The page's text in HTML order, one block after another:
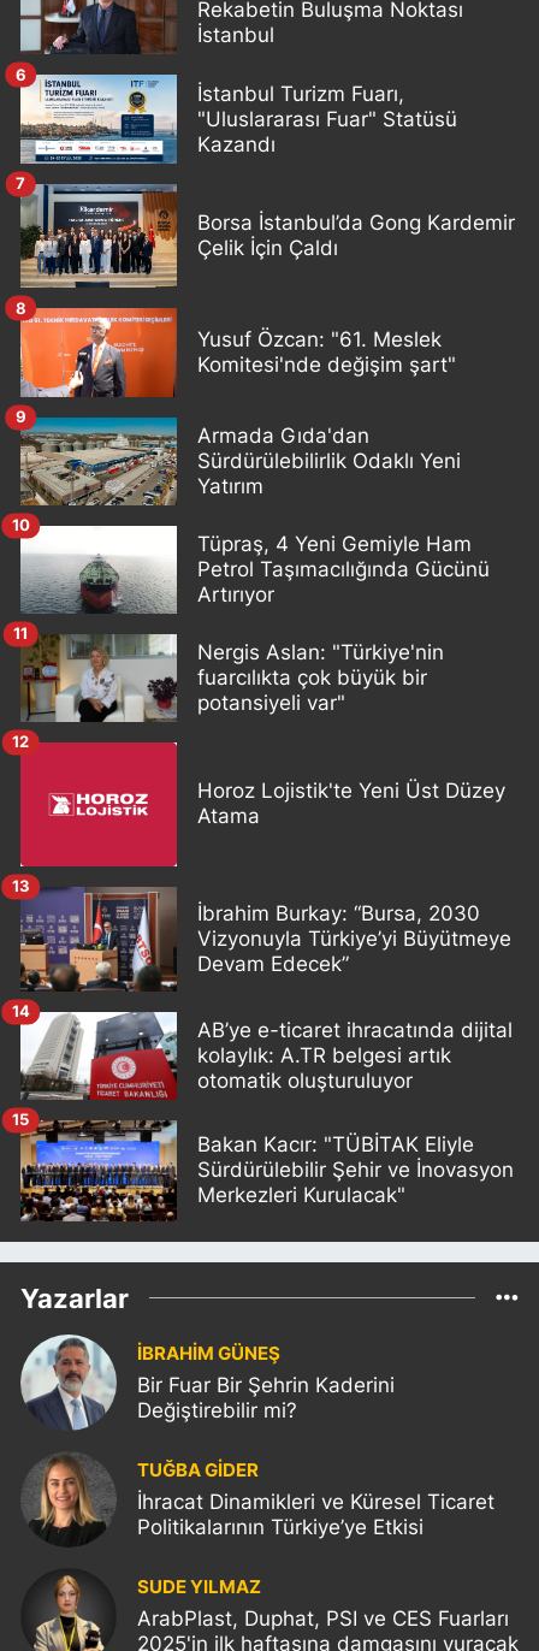
Rekabetin Buluşma Noktası
İstanbul
İstanbul Turizm Fuarı,
"Uluslararası Fuar" Statüsü
Kazandı
6
Borsa İstanbul’da Gong Kardemir
Çelik İçin Çaldı
7
Yusuf Özcan: "61. Meslek
Komitesi'nde değişim şart"
8
Armada Gıda'dan
Sürdürülebilirlik Odaklı Yeni
Yatırım
9
Tüpraş, 4 Yeni Gemiyle Ham
Petrol Taşımacılığında Gücünü
Artırıyor
10
Nergis Aslan: "Türkiye'nin
fuarcılıkta çok büyük bir
potansiyeli var"
11
Horoz Lojistik'te Yeni Üst Düzey
Atama
12
İbrahim Burkay: “Bursa, 2030
Vizyonuyla Türkiye’yi Büyütmeye
Devam Edecek”
13
AB’ye e-ticaret ihracatında dijital
kolaylık: A.TR belgesi artık
otomatik oluşturuluyor
14
Bakan Kacır: "TÜBİTAK Eliyle
Sürdürülebilir Şehir ve İnovasyon
Merkezleri Kurulacak"
15
Yazarlar
İBRAHİM GÜNEŞ
Bir Fuar Bir Şehrin Kaderini
Değiştirebilir mi?
TUĞBA GİDER
İhracat Dinamikleri ve Küresel Ticaret
Politikalarının Türkiye’ye Etkisi
SUDE YILMAZ
ArabPlast, Duphat, PSI ve CES Fuarları
2025'in ilk haftasına damgasını vuracak